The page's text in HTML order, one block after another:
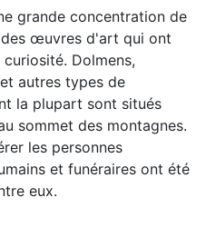
grande concentration de
des œuvres d'art qui ont
Dolmens,
autres types de
la plupart sont situés
sommet des montagnes.
les personnes
et funéraires ont été
eux.